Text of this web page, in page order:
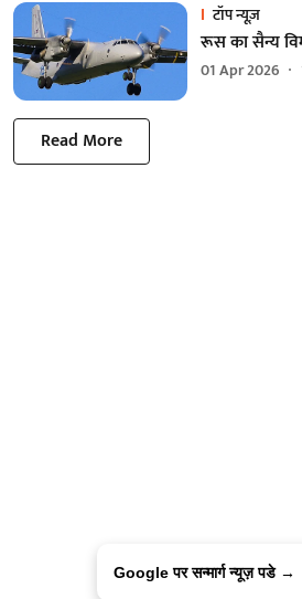
टॉप न्यूज़
रूस का सैन्य
01 Apr 2026
Read More
Google पर सन्मार्ग न्यूज़ पडे →